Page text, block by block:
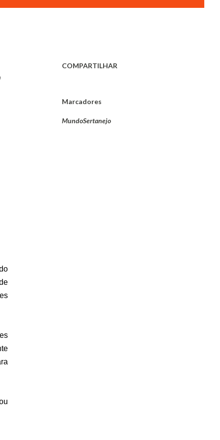
COMPARTILHAR
Marcadores
MundoSertanejo